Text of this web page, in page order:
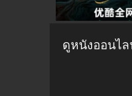
ดูหนังออนไ